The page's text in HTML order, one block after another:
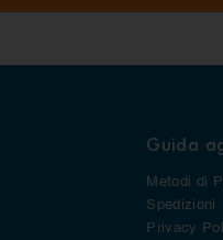
Guida
Metodi di
Spedizioni
Privacy